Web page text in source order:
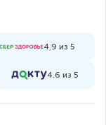
4.9 из 5
4.6 из 5